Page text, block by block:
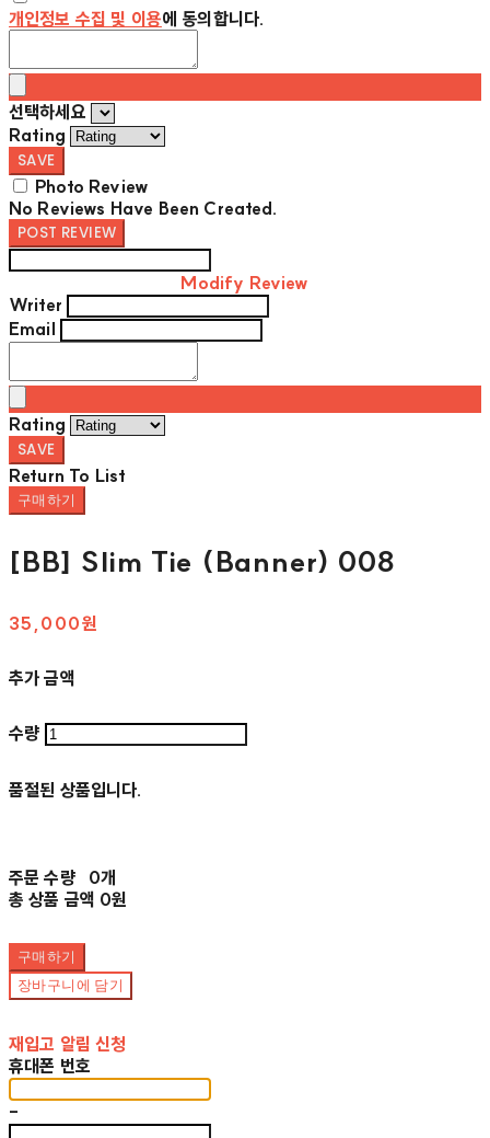
개인정보 수집 및 이용에 동의합니다.
선택하세요
Rating
SAVE
Photo Review
No Reviews Have Been Created.
POST REVIEW
Modify Review
Writer
Email
Rating
SAVE
Return To List
구매하기
[BB] Slim Tie (Banner) 008
35,000원
추가 금액
수량
품절된 상품입니다.
주문 수량
0개
총 상품 금액 0원
구매하기
장바구니에 담기
재입고 알림 신청
휴대폰 번호
-